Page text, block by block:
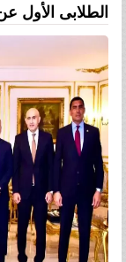
الطلابى الأول